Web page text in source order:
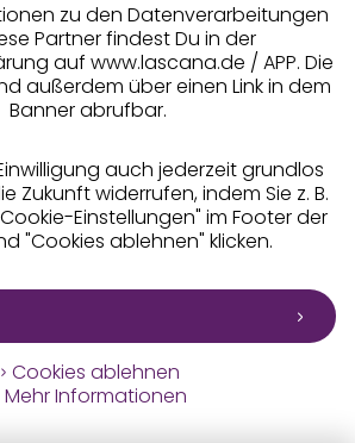
zu den Datenverarbeitungen
Partner findest Du in der
auf www.lascana.de / APP. Die
außerdem über einen Link in dem
Banner abrufbar.
auch jederzeit grundlos
Zukunft widerrufen, indem Sie z. B.
Einstellungen" im Footer der
"Cookies ablehnen" klicken.
Cookies ablehnen
Mehr Informationen